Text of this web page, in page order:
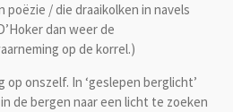
poëzie / die draaikolken in navels
dan weer de
op de korrel.)
onszelf. In ‘geslepen berglicht’
de bergen naar een licht te zoeken